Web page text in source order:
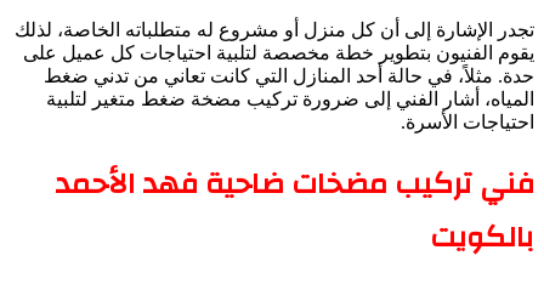
تجدر الإشارة إلى أن كل منزل أو مشروع له متطلباته الخاصة، لذلك
يقوم الفنيون بتطوير خطة مخصصة لتلبية احتياجات كل عميل على
حدة. مثلاً، في حالة أحد المنازل التي كانت تعاني من تدني ضغط
المياه، أشار الفني إلى ضرورة تركيب مضخة ضغط متغير لتلبية
احتياجات الأسرة.
فني تركيب مضخات ضاحية فهد الأحمد
بالكويت